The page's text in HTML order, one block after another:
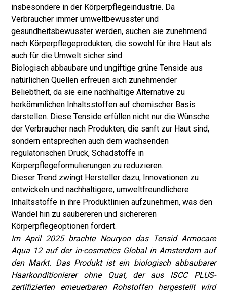
insbesondere in der Körperpflegeindustrie. Da
Verbraucher immer umweltbewusster und
gesundheitsbewusster werden, suchen sie zunehmend
nach Körperpflegeprodukten, die sowohl für ihre Haut als
auch für die Umwelt sicher sind.
Biologisch abbaubare und ungiftige grüne Tenside aus
natürlichen Quellen erfreuen sich zunehmender
Beliebtheit, da sie eine nachhaltige Alternative zu
herkömmlichen Inhaltsstoffen auf chemischer Basis
darstellen. Diese Tenside erfüllen nicht nur die Wünsche
der Verbraucher nach Produkten, die sanft zur Haut sind,
sondern entsprechen auch dem wachsenden
regulatorischen Druck, Schadstoffe in
Körperpflegeformulierungen zu reduzieren.
Dieser Trend zwingt Hersteller dazu, Innovationen zu
entwickeln und nachhaltigere, umweltfreundlichere
Inhaltsstoffe in ihre Produktlinien aufzunehmen, was den
Wandel hin zu saubereren und sichereren
Körperpflegeoptionen fördert.
Im April 2025 brachte Nouryon das Tensid Armocare
Aqua 12 auf der in-cosmetics Global in Amsterdam auf
den Markt. Das Produkt ist ein biologisch abbaubarer
Haarkonditionierer ohne Quat, der aus ISCC PLUS-
zertifizierten erneuerbaren Rohstoffen hergestellt wird